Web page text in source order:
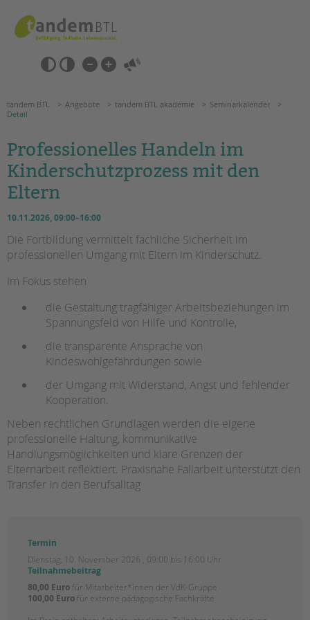
springen
Barrierefrei-
Einstellungen
überspringen
überspringen
SCHULE & GANZTAG
Grundschulen
Oberschulen
Kollegs
EFöB
Schulbezogene Sozialarbeit
HILFEN ZUR ERZIEHUNG
EINGLIEDERUNGSHILFE
BETREUTES WOHNEN
TANDEM BTL AKADEMIE
Zertfikatskurse
Seminarkalender
Seminarräume
PROFIL | LEITBILD
Bereiche im Überblick
Kinder- und Jugendschutz
Unsere Videos
Suchen
tandem BTL Angebote tandem BTL akademie
Seminarkalender
Detail
Professionelles Handeln im
Kinderschutzprozess mit den
Eltern
10.11.2026, 09:00–16:00
Die Fortbildung vermittelt fachliche Sicherheit im
professionellen Umgang mit Eltern im Kinderschutz.
Im Fokus stehen
die Gestaltung tragfähiger Arbeitsbeziehungen im
Spannungsfeld von Hilfe und Kontrolle,
die transparente Ansprache von
Kindeswohlgefährdungen sowie
der Umgang mit Widerstand, Angst und fehlender
Kooperation.
Neben rechtlichen Grundlagen werden die eigene
professionelle Haltung, kommunikative
Handlungsmöglichkeiten und klare Grenzen der
Elternarbeit reflektiert. Praxisnahe Fallarbeit unterstützt den
Transfer in den Berufsalltag
Termin
Dienstag, 10. November 2026 , 09:00 bis 16:00 Uhr
Teilnahmebeitrag
80,00 Euro für Mitarbeiter*innen der VdK-Gruppe
100,00 Euro für externe pädagogische Fachkräfte